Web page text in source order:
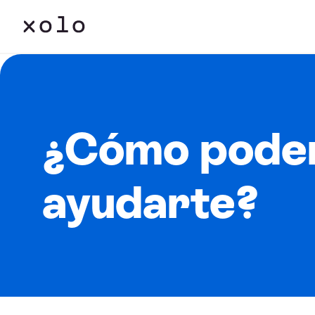
¿Cómo
ayudarte?